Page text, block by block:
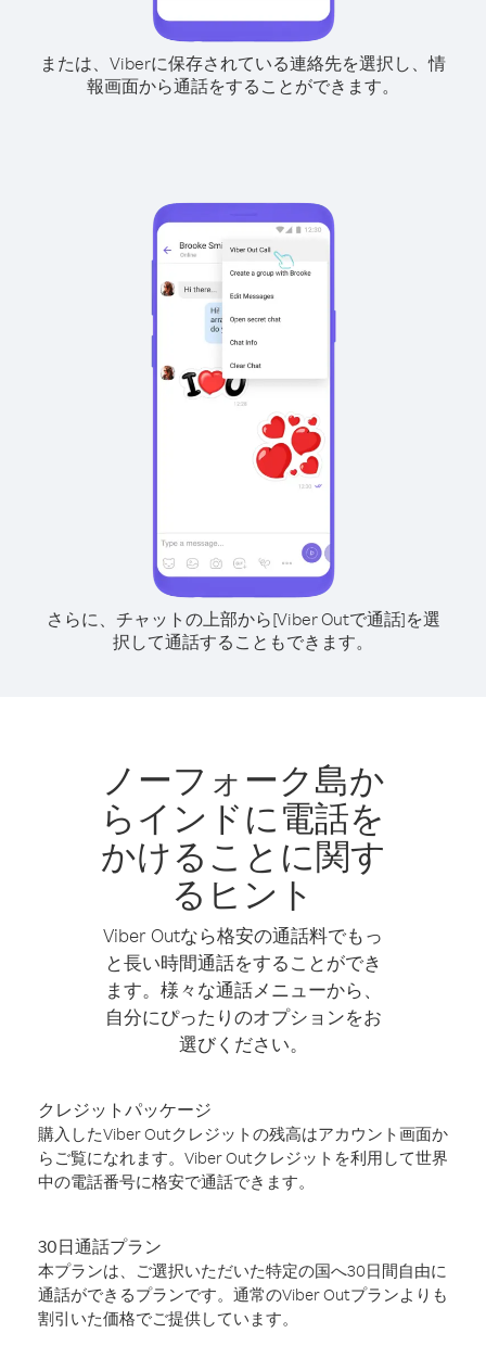
または、Viberに保存されている連絡先を選択し、情
報画面から通話をすることができます。
さらに、チャットの上部から[Viber Outで通話]を選
択して通話することもできます。
ノーフォーク島か
らインドに電話を
かけることに関す
るヒント
Viber Outなら格安の通話料でもっ
と長い時間通話をすることができ
ます。様々な通話メニューから、
自分にぴったりのオプションをお
選びください。
クレジットパッケージ
購入したViber Outクレジットの残高はアカウント画面か
らご覧になれます。Viber Outクレジットを利用して世界
中の電話番号に格安で通話できます。
30日通話プラン
本プランは、ご選択いただいた特定の国へ30日間自由に
通話ができるプランです。通常のViber Outプランよりも
割引いた価格でご提供しています。